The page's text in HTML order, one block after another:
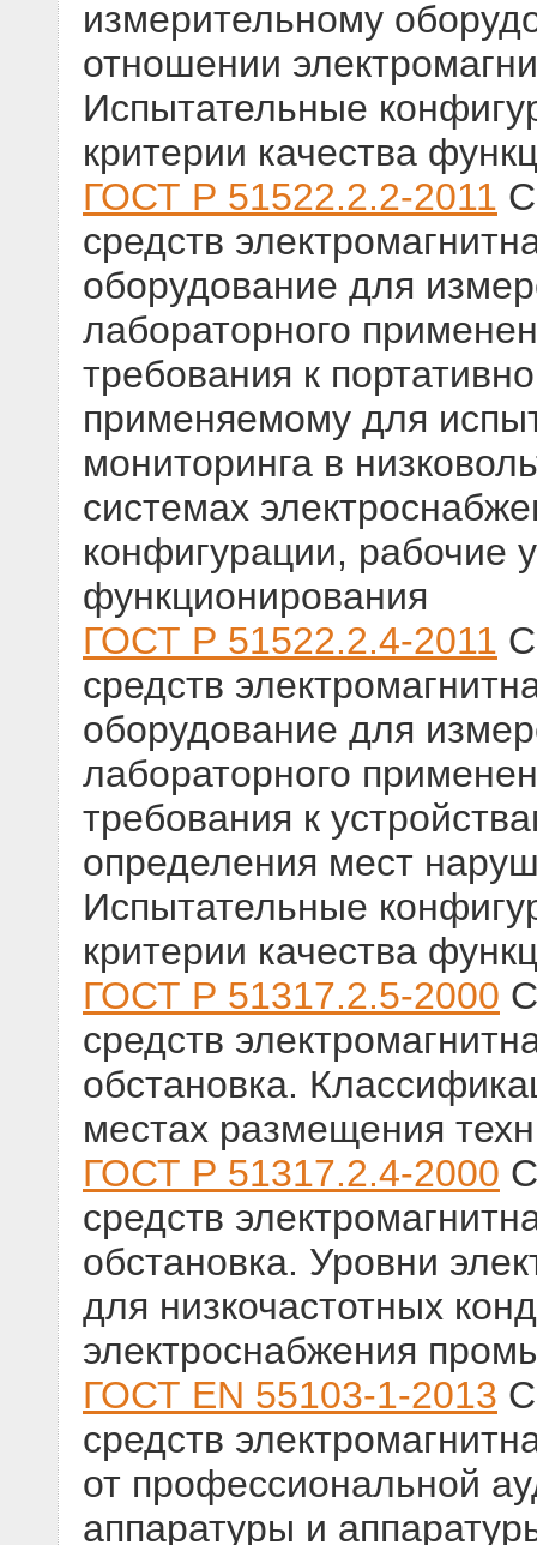
измерительному
отношении
Испытательные
критерии качества
ГОСТ Р 51522.2.2-2011
средств
оборудование для
лабораторного
требования к
применяемому для
мониторинга в
системах
конфигурации, рабочие
функционирования
ГОСТ Р 51522.2.4-2011
средств
оборудование для
лабораторного
требования к
определения мест
Испытательные
критерии качества
ГОСТ Р 51317.2.5-2000
средств
обстановка.
местах размещения
ГОСТ Р 51317.2.4-2000
средств
обстановка. Уровни
для низкочастотных
электроснабжения
ГОСТ EN 55103-1-2013
средств
от профессиональной
аппаратуры и